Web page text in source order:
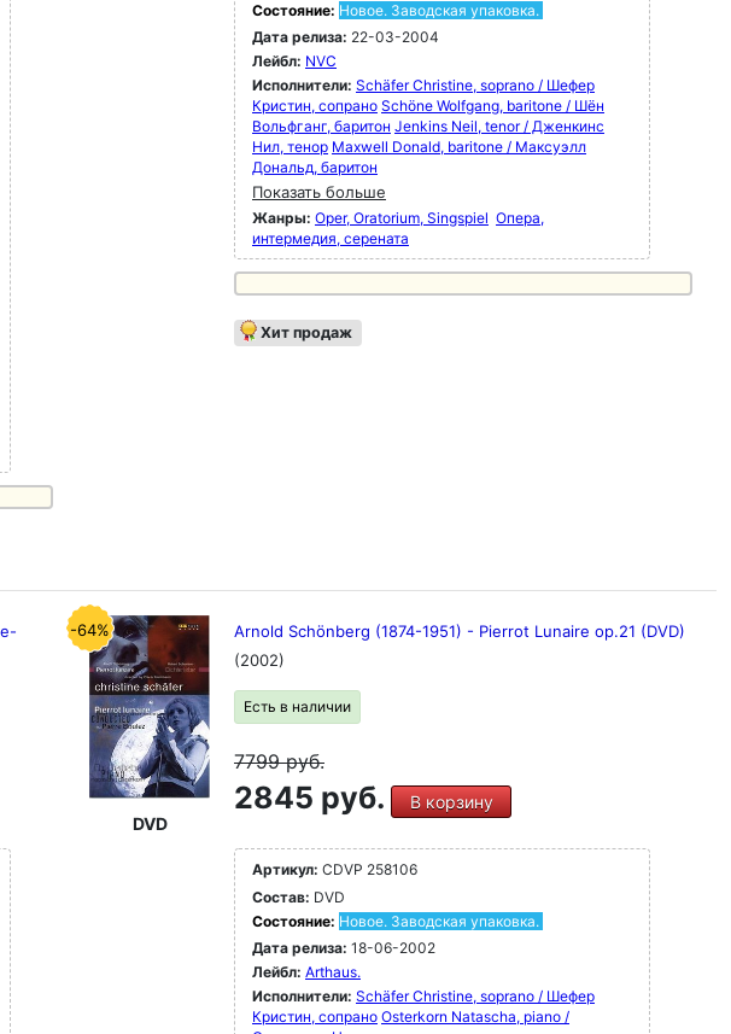
Состояние: Новое. Заводская упаковка.
Дата релиза: 22-03-2004
Лейбл: NVC
Исполнители: Schäfer Christine, soprano / Шефер
Кристин, сопрано Schöne Wolfgang, baritone / Шён
Вольфганг, баритон Jenkins Neil, tenor / Дженкинс
Нил, тенор Maxwell Donald, baritone / Максуэлл
Дональд, баритон
Показать больше
Жанры: Oper, Oratorium, Singspiel Опера,
интермедия, серената
Хит продаж
-64%
DVD
Arnold Schönberg (1874-1951) - Pierrot Lunaire op.21 (DVD)
(2002)
Есть в наличии
7799руб.
2845 руб. В корзину
Артикул: CDVP 258106
Состав: DVD
Состояние: Новое. Заводская упаковка.
Дата релиза: 18-06-2002
Лейбл: Arthaus.
Исполнители: Schäfer Christine, soprano / Шефер
Кристин, сопрано Osterkorn Natascha, piano /